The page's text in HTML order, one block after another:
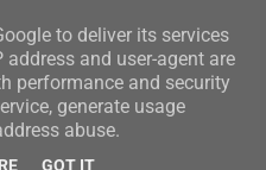
I MŁODZIEŻY
to deliver its services
and user-agent are
performance and security
generate usage
abuse.